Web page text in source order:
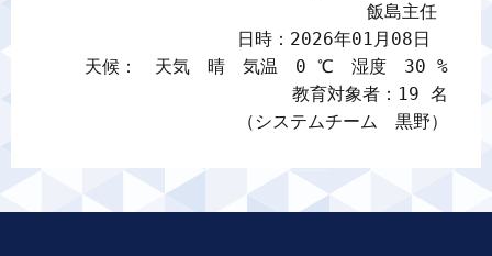
飯島主任
日時：2026年01月08日
天候：　天気　晴　気温　0 ℃　湿度　30 %
教育対象者：19 名
（システムチーム　黒野）